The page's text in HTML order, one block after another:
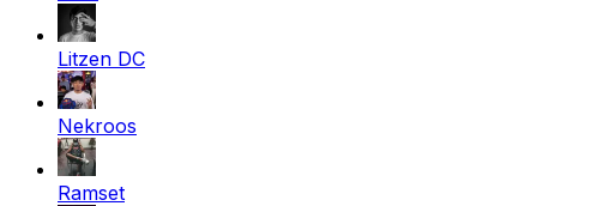
Litzen DC
Nekroos
Ramset